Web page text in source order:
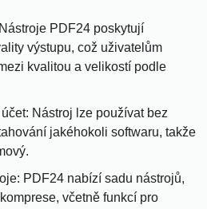
PDF24 poskytují
výstupu, což uživatelům
kvalitou a velikostí podle
Nástroj lze používat bez
jakéhokoli softwaru, takže
PDF24 nabízí sadu nástrojů,
včetně funkcí pro